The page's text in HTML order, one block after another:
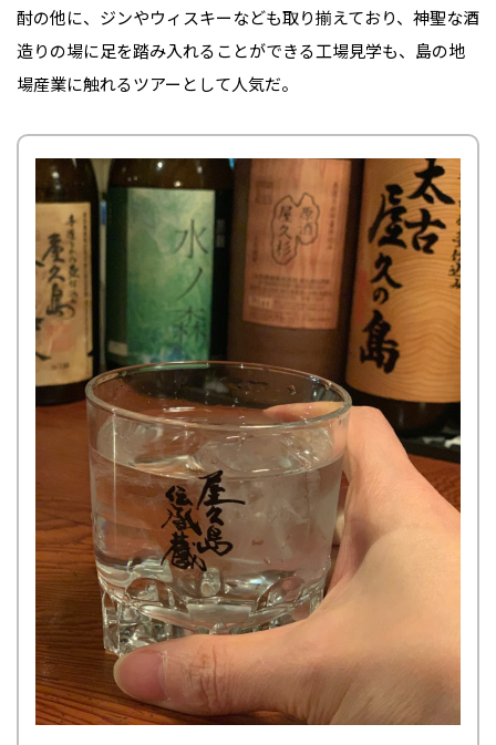
酎の他に、ジンやウィスキーなども取り揃えており、神聖な酒
造りの場に足を踏み入れることができる工場見学も、島の地
場産業に触れるツアーとして人気だ。